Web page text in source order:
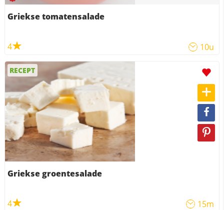
Griekse tomatensalade
4 10u
RECEPT
Griekse groentesalade
4 15m